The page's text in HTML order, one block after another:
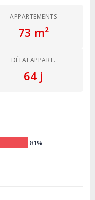
APPARTEMENTS
73 m²
DÉLAI APPART.
64 j
81%